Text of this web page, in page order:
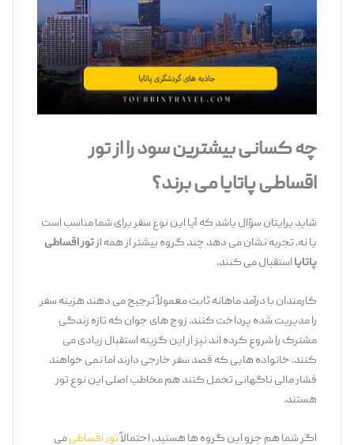
چه کسانی بیشترین سود را از تور
اقساطی پاتایا می ‌برند؟
شاید برایتان سؤال باشد که آیا این نوع سفر برای شما مناسب است
یا نه. تجربه نشان می ‌دهد چند گروه بیشتر از همه ازتور اقساطی
استقبال می ‌کنند.
کارمندان با درآمد ماهانه ثابت معمولاً ترجیح می ‌دهند هزینه سفر
را مدیریت ‌شده پرداخت کنند. زوج‌ های جوان که تازه زندگی
مشترک را شروع کرده‌ اند نیز از این گزینه استقبال زیادی می
‌کنند. خانواده‌ هایی که قصد سفر خارجی دارند اما نمی ‌خواهند
فشار مالی ناگهانی تحمل کنند هم مخاطب اصلی این نوع تور
هستند.
اگر شما هم جزو این گروه ‌ها هستید، احتمالاًتور اقساطیمی